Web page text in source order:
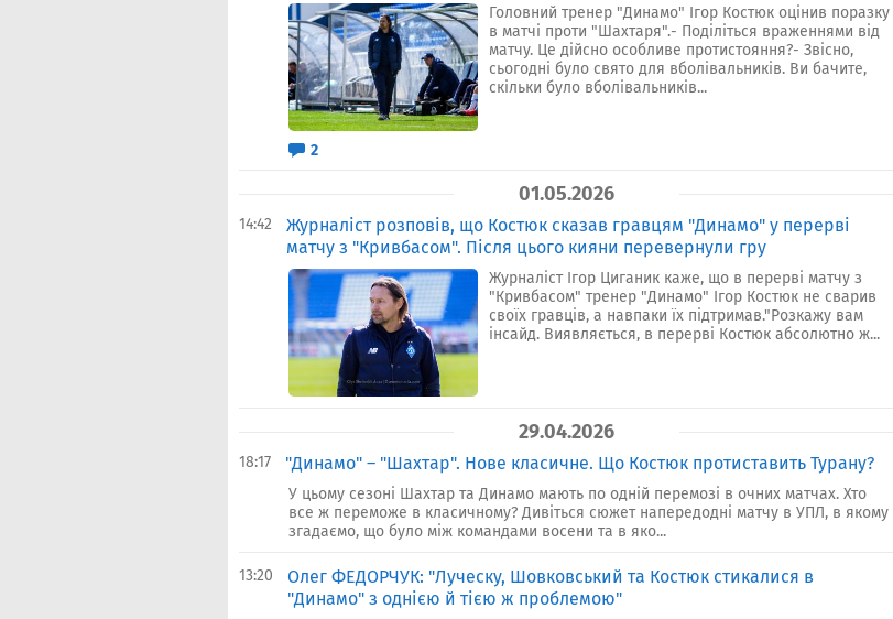
Головний тренер "Динамо" Ігор Костюк оцінив поразку
в матчі проти "Шахтаря".- Поділіться враженнями від
матчу. Це дійсно особливе протистояння?- Звісно,
сьогодні було свято для вболівальників. Ви бачите,
скільки було вболівальників...
2
01.05.2026
14:42
Журналіст розповів, що Костюк сказав гравцям "Динамо" у перерві
матчу з "Кривбасом". Після цього кияни перевернули гру
Журналіст Ігор Циганик каже, що в перерві матчу з
"Кривбасом" тренер "Динамо" Ігор Костюк не сварив
своїх гравців, а навпаки їх підтримав."Розкажу вам
інсайд. Виявляється, в перерві Костюк абсолютно ж...
29.04.2026
18:17 "Динамо" – "Шахтар". Нове класичне. Що Костюк протиставить Турану?
У цьому сезоні Шахтар та Динамо мають по одній перемозі в очних матчах. Хто
все ж переможе в класичному? Дивіться сюжет напередодні матчу в УПЛ, в якому
згадаємо, що було між командами восени та в яко...
13:20
Олег ФЕДОРЧУК: "Луческу, Шовковський та Костюк стикалися в
"Динамо" з однією й тією ж проблемою"